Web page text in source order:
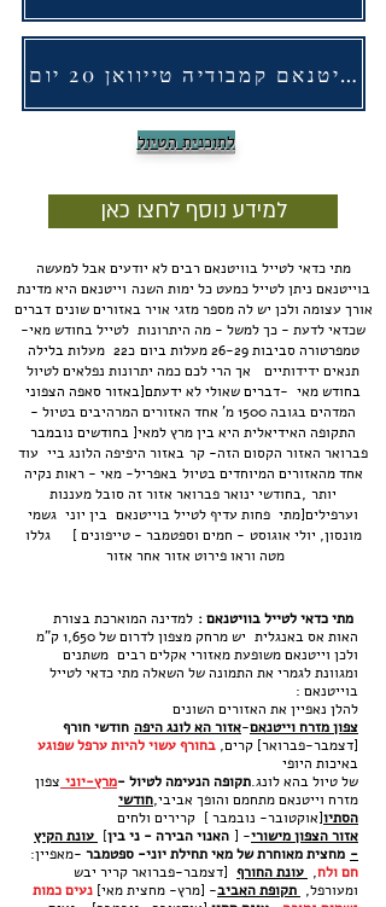
תוכנית טיול וייטנאם קמבודיה טייוואן 20 יום
לתוכנית הטיול
למידע נוסף לחצו כאן
מתי כדאי לטייל בוויטנאם רבים לא יודעים אבל למעשה
בוייטנאם ניתן לטייל כמעט כל ימות השנה וייטנאם היא מדינת
אורך עצומה ולכן יש לה מספר מזגי אויר באזורים שונים דברים
שכדאי לדעת - כך למשל - מה היתרונות לטייל בחודש מאי-
טמפרטורה סביבות 26-29 מעלות ביום
כ22 מעלות בלילה
תנאים ידידותיים אך הרי לכם כמה יתרונות נפלאים לטיול
בחודש מאי -דברים שאולי לא ידעתם[באזור סאפה הצפוני
המדהים בגובה 1500 מ' אחד האזורים המרהיבים בטיול -
התקופה האידיאלית היא בין מרץ למאי[ בחודשים נובמבר
פברואר האזור הקסום הזה- קר באזור היפיפה הלונג ביי עוד
אחד מהאזורים המיוחדים בטיולבאפריל- מאי - ראות נקיה
יותר ,בחודשי ינואר פברואר אזור זה סובל מעננות
וערפילים[מתי פחות עדיף לטייל בוייטנאם בין יוני גשמי
מונסון, יולי אוגוסט - חמים וספטמבר - טייפונים ]גללו
מטה וראו פירוט אזור אחר אזור
מתי כדאי לטייל בוויטנאם : למדינה המוארכת בצורת
האות אס באנגלית יש מרחק מצפון לדרום של 1,650 ק"מ
ולכן וייטנאם משופעת מאזורי אקלים רבים משתנים
ומגוונת לגמרי את התמונה של השאלה מתי כדאי לטייל
בוייטנאם :
להלן נאפיין את האזורים השונים
צפון מזרח וייטנאם-אזור הא לונג היפה חודשי חורף
[דצמבר-פברואר] קרים, בחורף עשוי להיות ערפל שפוגע
באיכות היופי
של טיול בהא לונג.תקופה הנעימה לטיול -מרץ-יוני צפון
מזרח וייטנאם מתחמם והופך אביבי,חודשי
הסתיו[אוקטובר- נובמבר ] קרירים ולחים
אזור הצפון מישורי- [ האנוי הבירה - ני בין] עונת הקיץ
- מחצית מאוחרת של מאי תחילת יוני- ספטמבר -מאפיין:
חם ולח, עונת החורף [דצמבר-פברואר קריר יבש
ומעורפל, תקופת האביב- [מרץ- מחצית מאי] נעים כמות